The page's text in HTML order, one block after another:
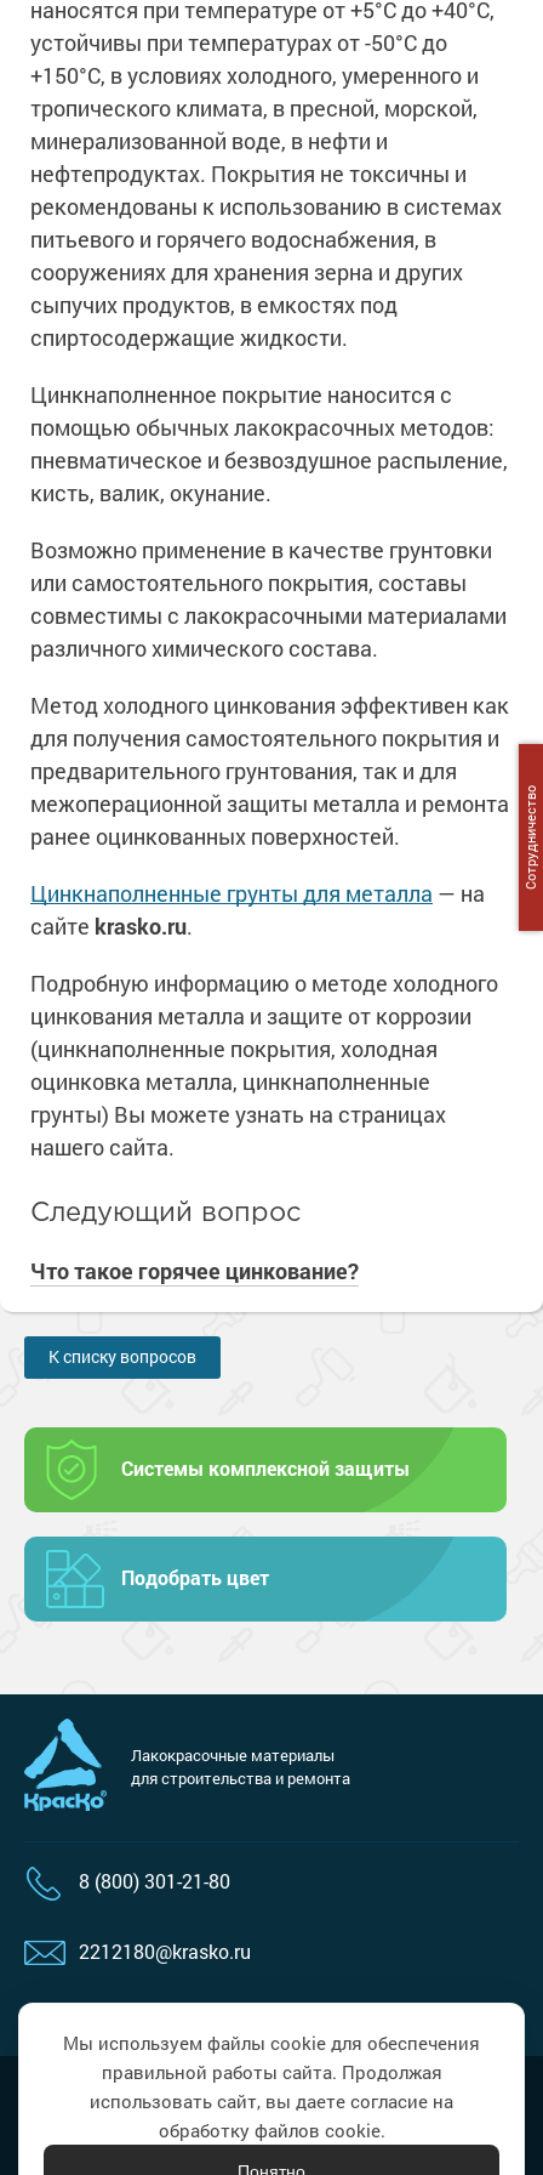
Ингибиторы коррозии
Растворители и разбавители для металла
Шпатлевки для металла
Сопутствующие товары
Сопутствующие товары
Пищевая промышленность
Нефтегазовая промышленность
Сопутствующие товары
Жидкая теплоизоляция
Для металла
Для фасада
Сопутствующие товары
Экологичные материалы
Для бетонных полов
Для металла
Для фасада
Для дерева
Для интерьеров
Сопутствующие товары
Антистатические покрытия
Для бетона
Сопутствующие товары
Промышленные покрытия
Промышленные полы
Ремонт промышленных полов
Промышленные металлоконструкции
Промышленное оборудование
Промышленные ремонтные покрытия для металла
Сопутствующие товары
Грунтовки для холодного цинкования
Молотковые эмали
Для металла
Сопутствующие товары
Антикоррозионная защита
Толстослойные грунт-эмали
Алюминиевые краски
Морозостойкие краски
Морозостойкие краски для металла
Морозостойкие краски для фасада
наносятся при температуре от +5°С до +40°С,
устойчивы при температурах от -50°С до
+150°С, в условиях холодного, умеренного и
тропического климата, в пресной, морской,
минерализованной воде, в нефти и
нефтепродуктах. Покрытия не токсичны и
рекомендованы к использованию в системах
питьевого и горячего водоснабжения, в
сооружениях для хранения зерна и других
сыпучих продуктов, в емкостях под
спиртосодержащие жидкости.
Цинкнаполненное покрытие наносится с
помощью обычных лакокрасочных методов:
пневматическое и безвоздушное распыление,
кисть, валик, окунание.
Возможно применение в качестве грунтовки
или самостоятельного покрытия, составы
совместимы с лакокрасочными материалами
различного химического состава.
Метод холодного цинкования эффективен как
для получения самостоятельного покрытия и
предварительного грунтования, так и для
межоперационной защиты металла и ремонта
ранее оцинкованных поверхностей.
Цинкнаполненные грунты для металла — на
сайте krasko.ru.
Подробную информацию о методе холодного
цинкования металла и защите от коррозии
(цинкнаполненные покрытия, холодная
оцинковка металла, цинкнаполненные
грунты) Вы можете узнать на страницах
нашего сайта.
Следующий вопрос
Что такое горячее цинкование?
К списку вопросов
Системы комплексной защиты
Подобрать цвет
Лакокрасочные материалы
для строительства и ремонта
8 (800) 301-21-80
2212180@krasko.ru
Политика в области обработки
персональных данных
Сотрудничество
Мы используем файлы cookie для обеспечения
правильной работы сайта. Продолжая
использовать сайт, вы даете согласие на
обработку файлов cookie.